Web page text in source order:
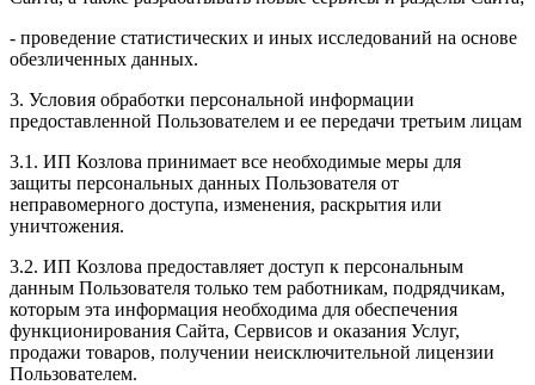
- проведение статистических и иных исследований на основе
обезличенных данных.
3. Условия обработки персональной информации
предоставленной Пользователем и ее передачи третьим лицам
3.1. ИП Козлова принимает все необходимые меры для
защиты персональных данных Пользователя от
неправомерного доступа, изменения, раскрытия или
уничтожения.
3.2. ИП Козлова предоставляет доступ к персональным
данным Пользователя только тем работникам, подрядчикам,
которым эта информация необходима для обеспечения
функционирования Сайта, Сервисов и оказания Услуг,
продажи товаров, получении неисключительной лицензии
Пользователем.